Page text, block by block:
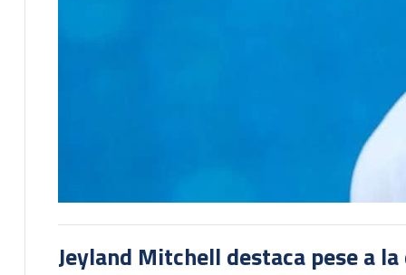
Jeyland Mitchell destaca pese a